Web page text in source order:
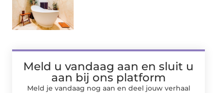
Meld u vandaag aan en sluit u
aan bij ons platform
Meld je vandaag nog aan en deel jouw verhaal